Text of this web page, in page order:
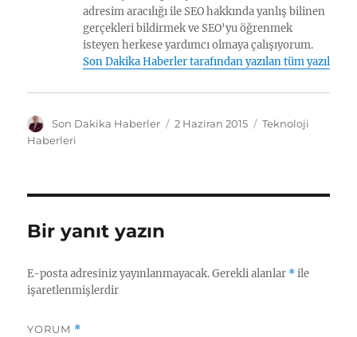
adresim aracılığı ile SEO hakkında yanlış bilinen
gerçekleri bildirmek ve SEO'yu öğrenmek
isteyen herkese yardımcı olmaya çalışıyorum.
Son Dakika Haberler tarafından yazılan tüm yazılar
Y
a
Son Dakika Haberler
Y
h
2 Haziran 2015
K
e
Teknoloji
Haberleri
Bir yanıt yazın
E-posta adresiniz yayınlanmayacak. Gerekli alanlar *ile
işaretlenmişlerdir
YORUM *